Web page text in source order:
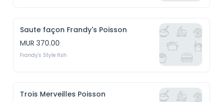
Saute façon Frandy's Poisson
MUR 370.00
Frandy's Style fish
Trois Merveilles Poisson